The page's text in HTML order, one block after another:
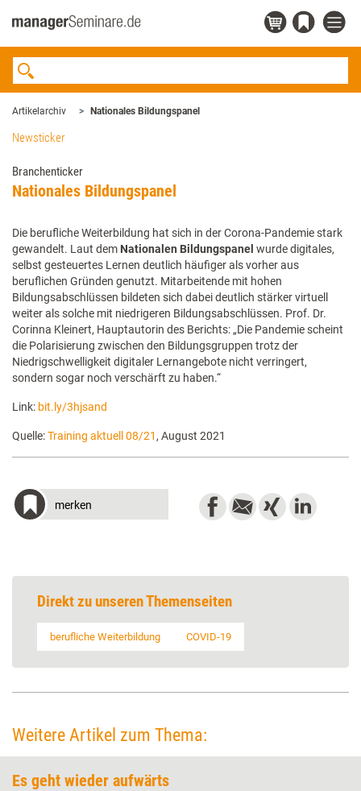
Artikelarchiv Nationales Bildungspanel
Newsticker
Branchenticker
Nationales Bildungspanel
Die berufliche Weiterbildung hat sich in der Corona-Pandemie stark
gewandelt. Laut dem Nationalen Bildungspanel wurde digitales,
selbst gesteuertes Lernen deutlich häufiger als vorher aus
beruflichen Gründen genutzt. Mitarbeitende mit hohen
Bildungsabschlüssen bildeten sich dabei deutlich stärker virtuell
weiter als solche mit niedrigeren Bildungsabschlüssen. Prof. Dr.
Corinna Kleinert, Hauptautorin des Berichts: „Die Pandemie scheint
die Polarisierung zwischen den Bildungsgruppen trotz der
Niedrigschwelligkeit digitaler Lernangebote nicht verringert,
sondern sogar noch verschärft zu haben.“
Link: bit.ly/3hjsand
Quelle:Training aktuell 08/21 , August 2021
merken
Direkt zu unseren Themenseiten
berufliche Weiterbildung COVID-19
Weitere Artikel zum Thema:
Es geht wieder aufwärts